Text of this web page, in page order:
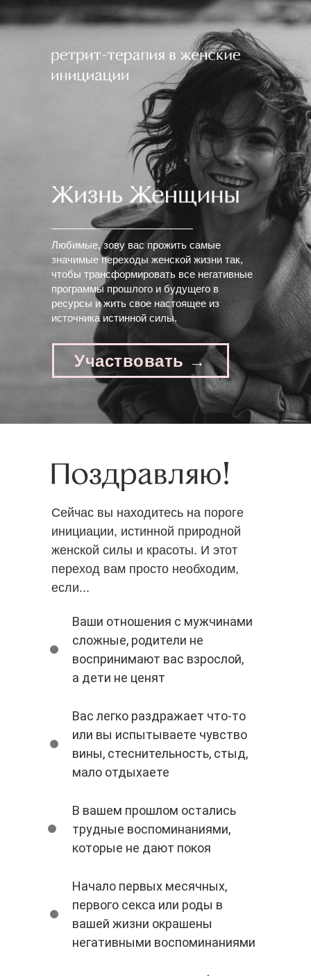
Любимые, зову вас прожить самые
значимые переходы женской жизни так,
чтобы трансформировать все негативные
программы прошлого и будущего в
ресурсы и жить свое настоящее из
источника истинной силы.
Участвовать →
Сейчас вы находитесь на пороге
инициации, истинной природной
женской силы и красоты. И этот
переход вам просто необходим,
если...
Ваши отношения с мужчинами
сложные, родители не
воспринимают вас взрослой,
а дети не ценят
Вас легко раздражает что-то
или вы испытываете чувство
вины, стеснительность, стыд,
мало отдыхаете
В вашем прошлом остались
трудные воспоминаниями,
которые не дают покоя
Начало первых месячных,
первого секса или роды в
вашей жизни окрашены
негативными воспоминаниями